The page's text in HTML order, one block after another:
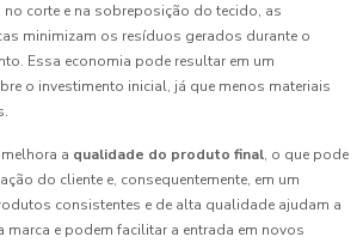
no corte e na sobreposição do tecido, as
minimizam os resíduos gerados durante o
Essa economia pode resultar em um
o investimento inicial, já que menos materiais
a qualidade do produto final, o que pode
do cliente e, consequentemente, em um
consistentes e de alta qualidade ajudam a
marca e podem facilitar a entrada em novos